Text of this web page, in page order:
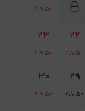
2،750
22
2،750
23
2،750
29
2،750
30
2،750